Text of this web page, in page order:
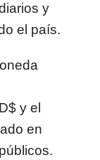
y
el país.
y el
en